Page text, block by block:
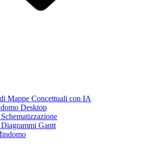
Mappe Concettuali con IA
Desktop
Gantt